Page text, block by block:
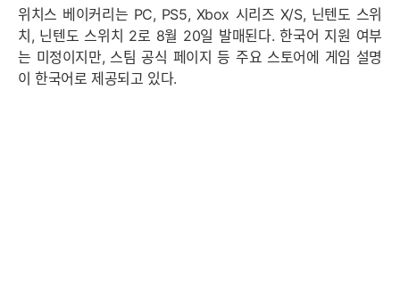
위치스 베이커리는 PC, PS5, Xbox 시리즈 X/S, 닌텐도 스위
치, 닌텐도 스위치 2로 8월 20일 발매된다. 한국어 지원 여부
는 미정이지만, 스팀 공식 페이지 등 주요 스토어에 게임 설명
이 한국어로 제공되고 있다.